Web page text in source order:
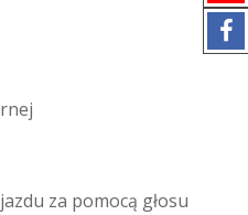
rnej
jazdu za pomocą głosu